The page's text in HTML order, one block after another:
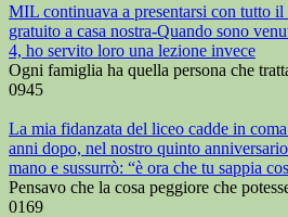
MIL continuava a presentarsi con tutto
gratuito a casa nostra-Quando sono
4, ho servito loro una lezione invece
Ogni famiglia ha quella persona che
0945
La mia fidanzata del liceo cadde in
anni dopo, nel nostro quinto
mano e sussurrò: “è ora che tu sappia
Pensavo che la cosa peggiore che
0169